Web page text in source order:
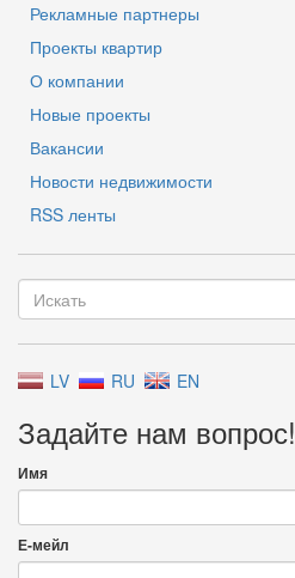
Рекламные партнеры
Проекты квартир
О компании
Новые проекты
Вакансии
Новости недвижимости
RSS ленты
LV RU EN
Задайте нам вопрос!
Имя
Е-мейл